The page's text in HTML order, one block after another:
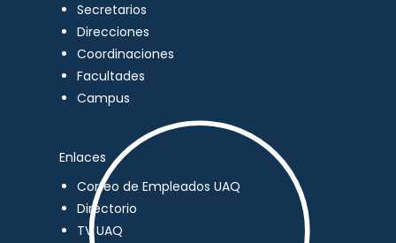
Secretarios
Direcciones
Coordinaciones
Facultades
Campus
Enlaces
Correo de Empleados UAQ
Directorio
TV UAQ